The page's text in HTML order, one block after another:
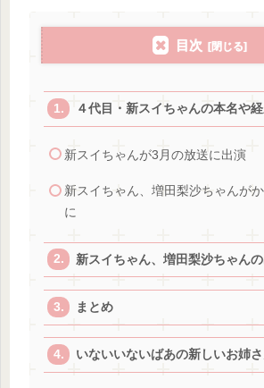
目次
４代目・新スイちゃんの本名や
新スイちゃんが3月の放送に出演
新スイちゃん、増田梨沙ちゃんが
に
新スイちゃん、増田梨沙ちゃん
まとめ
いないいないばあの新しいお姉さ